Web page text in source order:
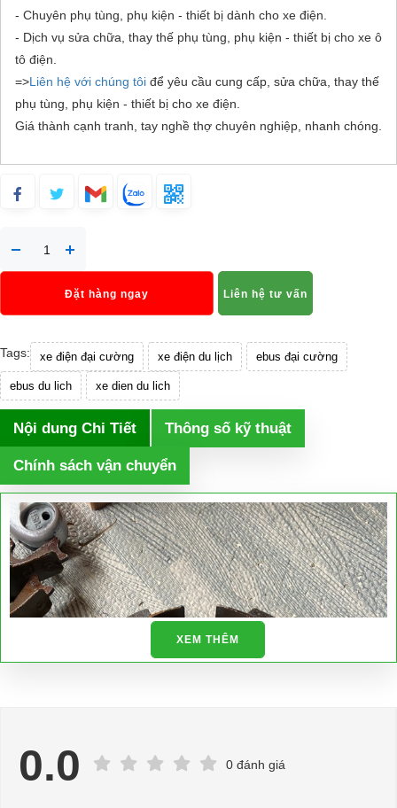
- Chuyên phụ tùng, phụ kiện - thiết bị dành cho xe điện.
- Dịch vụ sửa chữa, thay thế phụ tùng, phụ kiện - thiết bị cho xe ô
tô điện.
=>Liên hệ với chúng tôi để yêu cầu cung cấp, sửa chữa, thay thế
phụ tùng, phụ kiện - thiết bị cho xe điện.
Giá thành cạnh tranh, tay nghề thợ chuyên nghiệp, nhanh chóng.
Đặt hàng ngay Liên hệ tư vấn
Tags: xe điện đại cường xe điện du lịch ebus đại cường
ebus du lich xe dien du lich
Nội dung Chi Tiết Thông số kỹ thuật
Chính sách vận chuyển
XEM THÊM
0.0 0 đánh giá